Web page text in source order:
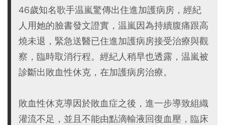
46歲知名歌手温嵐驚傳出住進加護病房，經紀
人用她的臉書發文證實，温嵐因為持續腹痛跟高
燒未退，緊急送醫已住進加護病房接受治療與觀
察，臨時取消行程。經紀人稍早也透露，温嵐被
診斷出敗血性休克，在加護病房治療。
敗血性休克導因於敗血症之後，進一步導致組織
灌流不足，並且不能由點滴輸液回復血壓，臨床